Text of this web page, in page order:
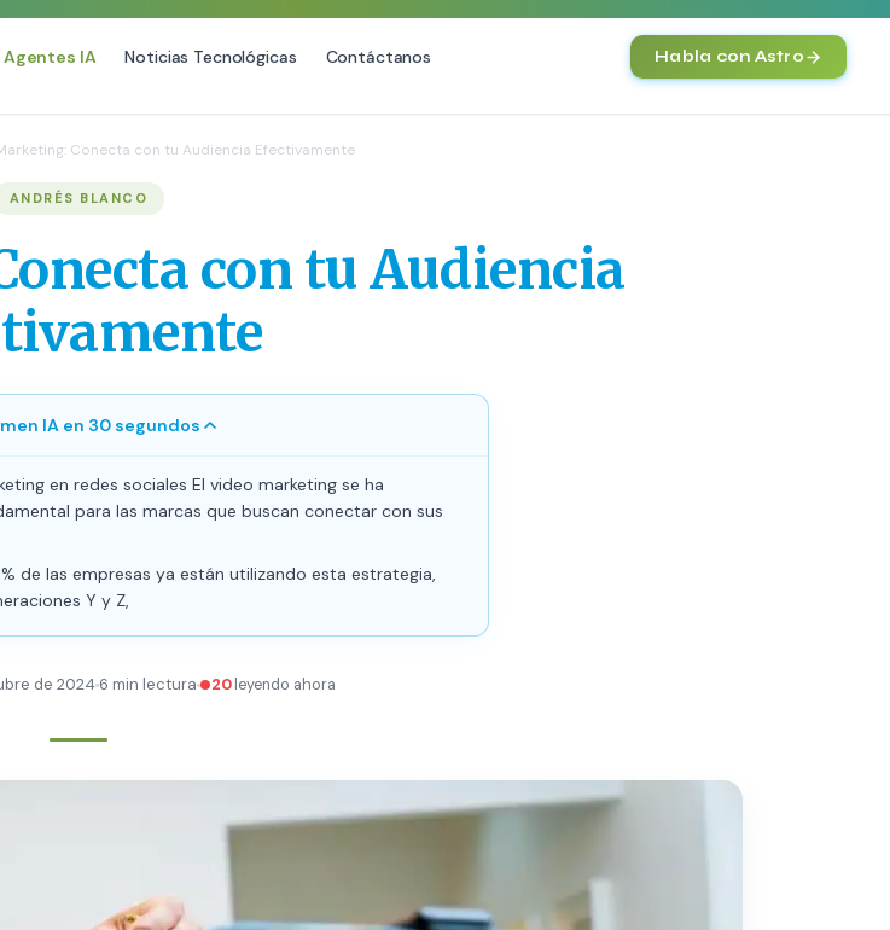
Agentes IA Noticias Tecnológicas Contáctanos Habla con Astro
Web Premium
SEO Local Avanzado
SEO para E-commerce
Link Building Premium
Chatbot Multicanal
Automatización Inteligente
Conecta con tu Audiencia Efectivamente
ANDRÉS BLANCO
con tu Audiencia
IA en 30 segundos
en redes sociales El video marketing se ha
para las marcas que buscan conectar con sus
de las empresas ya están utilizando esta estrategia,
Y y Z,
de 2024 6 min lectura 20 leyendo ahora